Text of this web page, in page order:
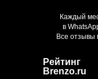
Каждый
в
Все отзывы
Рейтинг
Brenzo.ru